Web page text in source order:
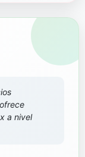
a nivel